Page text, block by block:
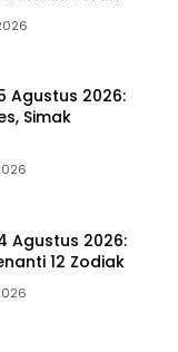
Agustus 2026:
Simak
Agustus 2026:
12 Zodiak